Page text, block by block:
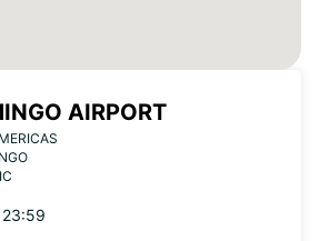
AIRPORT